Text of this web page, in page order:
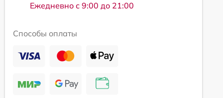
Ежедневно с 9:00 до 21:00
Способы оплаты